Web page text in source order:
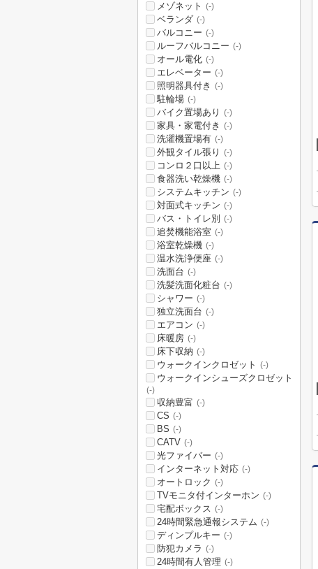
メゾネット (-)
ベランダ (-)
バルコニー (-)
ルーフバルコニー (-)
オール電化 (-)
エレベーター (-)
照明器具付き (-)
駐輪場 (-)
バイク置場あり (-)
家具・家電付き (-)
洗濯機置場有 (-)
外観タイル張り (-)
コンロ２口以上 (-)
食器洗い乾燥機 (-)
システムキッチン (-)
対面式キッチン (-)
バス・トイレ別 (-)
追焚機能浴室 (-)
浴室乾燥機 (-)
温水洗浄便座 (-)
洗面台 (-)
洗髪洗面化粧台 (-)
シャワー (-)
独立洗面台 (-)
エアコン (-)
床暖房 (-)
床下収納 (-)
ウォークインクロゼット (-)
ウォークインシューズクロゼット
(-)
収納豊富 (-)
CS (-)
BS (-)
CATV (-)
光ファイバー (-)
インターネット対応 (-)
オートロック (-)
TVモニタ付インターホン (-)
宅配ボックス (-)
24時間緊急通報システム (-)
ディンプルキー (-)
防犯カメラ (-)
24時間有人管理 (-)